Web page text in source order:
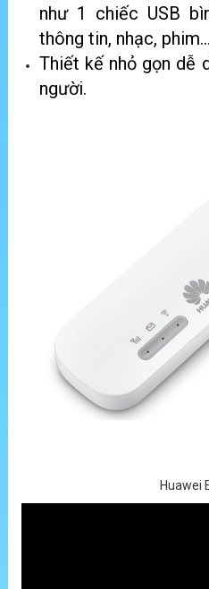
như 1 chiếc USB
thông tin, nhạc, phim…
Thiết kế nhỏ gọn dễ
người.
Huawei